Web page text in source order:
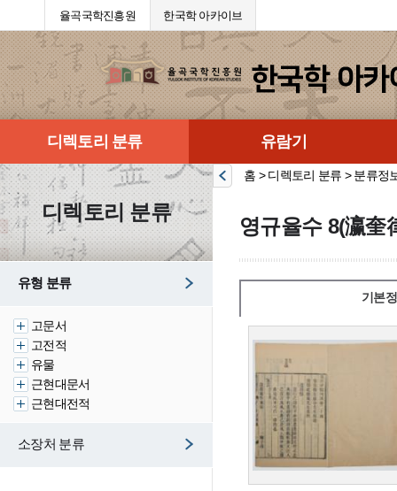
율곡국학진흥원 한국학 아카이브
디렉토리 분류 유람기
디렉토리 분류
유형 분류
고문서
고전적
유물
근현대문서
근현대전적
소장처 분류
홈 > 디렉토리 분류 > 분류정
영규율수 8(瀛奎
기본